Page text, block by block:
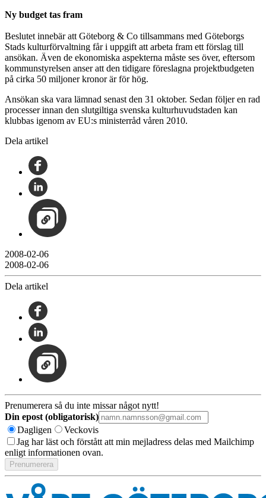
Ny budget tas fram
Beslutet innebär att Göteborg & Co tillsammans med Göteborgs
Stads kulturförvaltning får i uppgift att arbeta fram ett förslag till
ansökan. Även de ekonomiska aspekterna måste ses över, eftersom
kommunstyrelsen anser att den tidigare föreslagna projektbudgeten
på cirka 50 miljoner kronor är för hög.
Ansökan ska vara lämnad senast den 31 oktober. Sedan följer en rad
processer innan den slutgiltiga svenska kulturhuvudstaden kan
klubbas igenom av EU:s ministerråd våren 2010.
Dela artikel
2008-02-06
2008-02-06
Dela artikel
Prenumerera så du inte missar något nytt!
Din epost (obligatorisk)
Dagligen
Veckovis
Jag har läst och förstått att min mejladress delas med Mailchimp
enligt informationen ovan.